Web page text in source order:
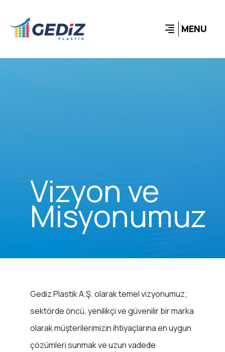
MENU
Vizyon ve
Misyonumuz
Gediz Plastik A.Ş. olarak temel vizyonumuz;
sektörde öncü, yenilikçi ve güvenilir bir marka
olarak müşterilerimizin ihtiyaçlarına en uygun
çözümleri sunmak ve uzun vadede